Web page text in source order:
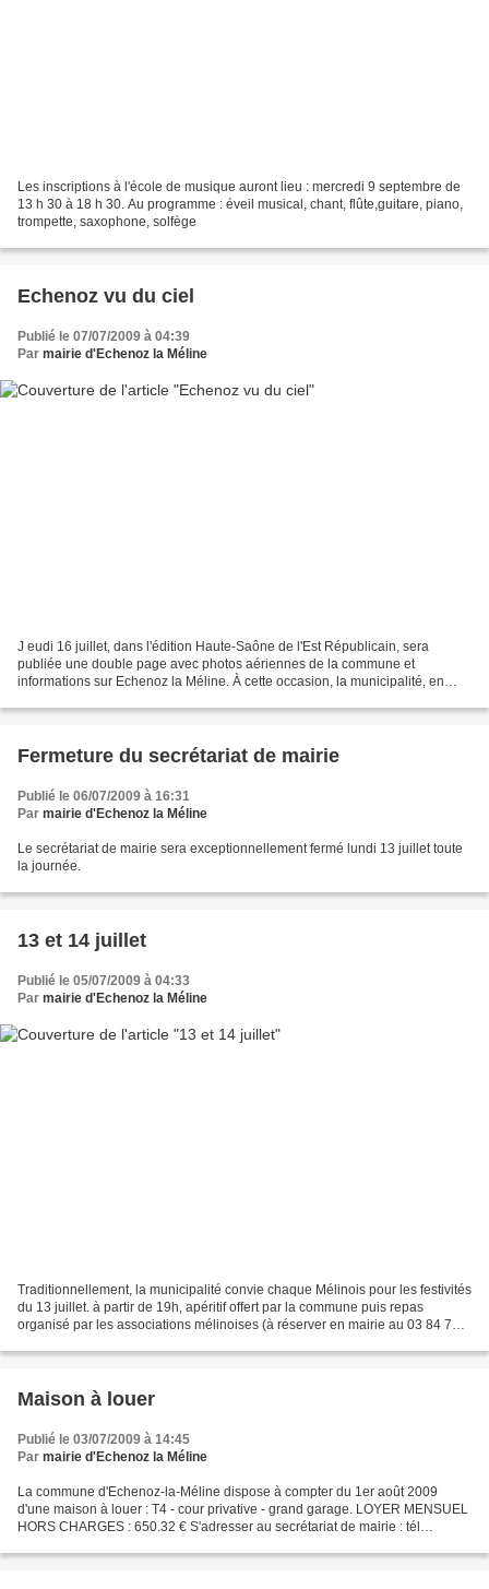
Les inscriptions à l'école de musique auront lieu : mercredi 9 septembre de
13 h 30 à 18 h 30. Au programme : éveil musical, chant, flûte,guitare, piano,
trompette, saxophone, solfège
Echenoz vu du ciel
Publié le 07/07/2009 à 04:39
Par mairie d'Echenoz la Méline
J eudi 16 juillet, dans l'édition Haute-Saône de l'Est Républicain, sera
publiée une double page avec photos aériennes de la commune et
informations sur Echenoz la Méline. À cette occasion, la municipalité, en
Fermeture du secrétariat de mairie
Publié le 06/07/2009 à 16:31
Par mairie d'Echenoz la Méline
Le secrétariat de mairie sera exceptionnellement fermé lundi 13 juillet toute
la journée.
13 et 14 juillet
Publié le 05/07/2009 à 04:33
Par mairie d'Echenoz la Méline
Traditionnellement, la municipalité convie chaque Mélinois pour les festivités
du 13 juillet. à partir de 19h, apéritif offert par la commune puis repas
organisé par les associations mélinoises (à réserver en mairie au 03 84 75
Maison à louer
Publié le 03/07/2009 à 14:45
Par mairie d'Echenoz la Méline
La commune d'Echenoz-la-Méline dispose à compter du 1er août 2009
d'une maison à louer : T4 - cour privative - grand garage. LOYER MENSUEL
HORS CHARGES : 650.32 € S'adresser au secrétariat de mairie : tél